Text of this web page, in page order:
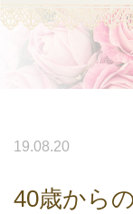
19.08.20
40歳から